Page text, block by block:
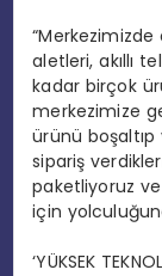
aletleri, akıllı
kadar birçok
merkezimize
ürünü
sipariş
paketliyoruz
için
‘YÜKSEK